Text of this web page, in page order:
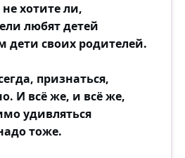
хотите ли,
любят детей
дети своих родителей.
признаться,
И всё же, и всё же,
удивляться
тоже.